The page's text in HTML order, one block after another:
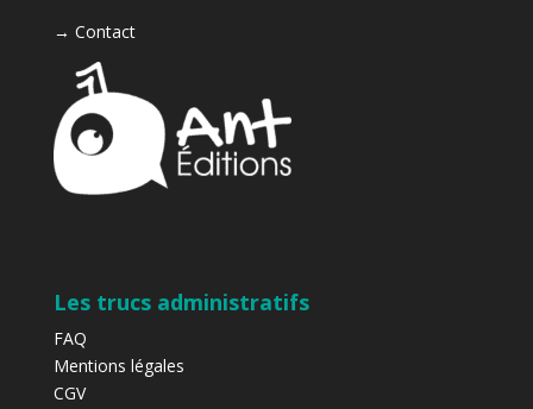
→ Contact
Les trucs administratifs
FAQ
Mentions légales
CGV